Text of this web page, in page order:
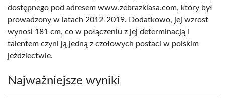
dostępnego pod adresem www.zebrazklasa.com, który był
prowadzony w latach 2012-2019. Dodatkowo, jej wzrost
wynosi 181 cm, co w połączeniu z jej determinacją i
talentem czyni ją jedną z czołowych postaci w polskim
jeździectwie.
Najważniejsze wyniki